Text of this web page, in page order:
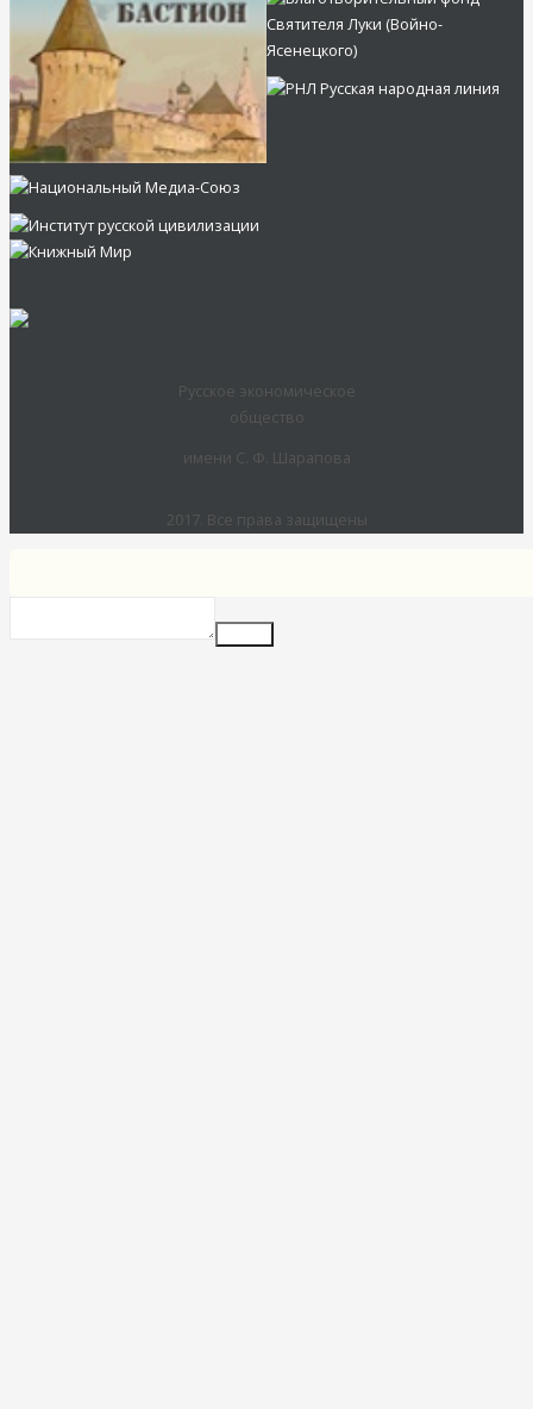
Русское экономическое
общество
имени С. Ф. Шарапова
2017. Все права защищены